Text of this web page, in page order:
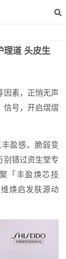
理道 头皮生
素，正悄无声
信号，开启熠熠
盈感、脆弱变
错过资生堂专
「丰盈焕芯技
焕启发肤源动